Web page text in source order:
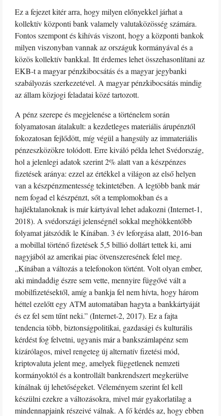
Ez a fejezet kitér arra, hogy milyen előnyekkel járhat a
kollektív központi bank valamely valutaközösség számára.
Fontos szempont és kihívás viszont, hogy a központi bankok
milyen viszonyban vannak az országuk kormányával és a
közös kollektív bankkal. Itt érdemes lehet összehasonlítani az
EKB-t a magyar pénzkibocsátás és a magyar jegybanki
szabályozás szerkezetével. A magyar pénzkibocsátás mindig
az állam közjogi feladatai közé tartozott.
A pénz szerepe és megjelenése a történelem során
folyamatosan átalakult: a kezdetleges materiális árupénztől
fokozatosan fejlődött, míg végül a hangsúly az immateriális
pénzeszközökre tolódott. Erre kiváló példa lehet Svédország,
hol a jelenlegi adatok szerint 2% alatt van a készpénzes
fizetések aránya: ezzel az értékkel a világon az első helyen
van a készpénzmentesség tekintetében. A legtöbb bank már
nem fogad el készpénzt, sőt a templomokban és a
hajléktalanoknak is már kártyával lehet adakozni (Internet-1,
2018). A svédországi jelenségnél sokkal meghökkentőbb
folyamat játszódik le Kínában. 3 év leforgása alatt, 2016-ban
a mobillal történő fizetések 5,5 billió dollárt tettek ki, ami
nagyjából az amerikai piac ötvenszeresének felel meg.
„Kínában a változás a telefonokon történt. Volt olyan ember,
aki mindaddig észre sem vette, mennyire függővé vált a
mobilfizetésektől, amíg a bankja fel nem hívta, hogy három
héttel ezelőtt egy ATM automatában hagyta a bankkártyáját
és ez fel sem tűnt neki.” (Internet-2, 2017). Ez a fajta
tendencia több, biztonságpolitikai, gazdasági és kulturális
kérdést fog felvetni, ugyanis már a bankszámlapénz sem
kizárólagos, mivel rengeteg új alternatív fizetési mód,
kriptovaluta jelent meg, amelyek függetlenek nemzeti
kormányoktól és a kontrollált bankrendszert megkerülve
kínálnak új lehetőségeket. Véleményem szerint fel kell
készülni ezekre a változásokra, mivel már gyakorlatilag a
mindennapjaink részeivé válnak. A fő kérdés az, hogy ebben